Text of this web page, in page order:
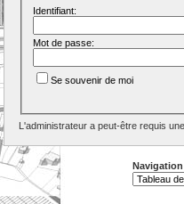
Identifiant:
Mot de passe:
Se souvenir de moi
L'administrateur a peut-être requis